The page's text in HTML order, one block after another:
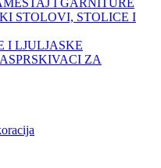
I GARNITURE
STOLOVI, STOLICE I
I LJULJASKE
ZA